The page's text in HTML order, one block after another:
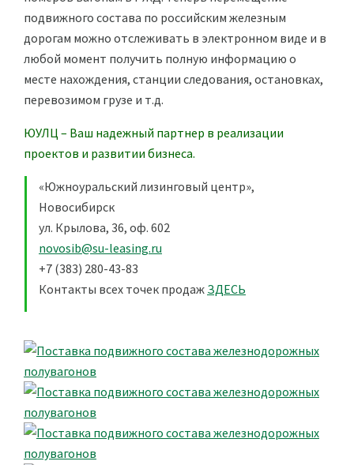
подвижного состава по российским железным
дорогам можно отслеживать в электронном виде и в
любой момент получить полную информацию о
месте нахождения, станции следования, остановках,
перевозимом грузе и т.д.
ЮУЛЦ – Ваш надежный партнер в реализации
проектов и развитии бизнеса.
«Южноуральский лизинговый центр»,
Новосибирск
ул. Крылова, 36, оф. 602
novosib@su-leasing.ru
+7 (383) 280-43-83
Контакты всех точек продаж ЗДЕСЬ